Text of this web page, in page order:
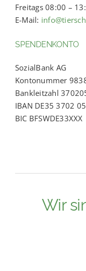
Freitags 08:00 –
E-Mail:
SPENDENKONTO
SozialBank AG
Kontonummer
Bankleitzahl
IBAN DE35 3702
BIC BFSWDE33XXX
Wir